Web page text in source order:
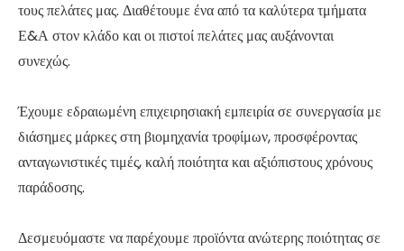
τους πελάτες μας. Διαθέτουμε ένα από τα καλύτερα τμήματα
Ε&Α στον κλάδο και οι πιστοί πελάτες μας αυξάνονται
συνεχώς.
Έχουμε εδραιωμένη επιχειρησιακή εμπειρία σε συνεργασία με
διάσημες μάρκες στη βιομηχανία τροφίμων, προσφέροντας
ανταγωνιστικές τιμές, καλή ποιότητα και αξιόπιστους χρόνους
παράδοσης.
Δεσμευόμαστε να παρέχουμε προϊόντα ανώτερης ποιότητας σε